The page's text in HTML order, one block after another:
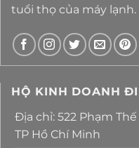
tuổi thọ của máy lạnh.
HỘ KINH DOANH
Địa chỉ: 522 Phạm
TP Hồ Chí Minh